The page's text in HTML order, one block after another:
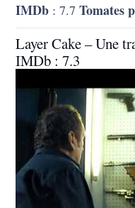
IMDb : 7.7Tomates
Layer Cake – Une
IMDb : 7.3